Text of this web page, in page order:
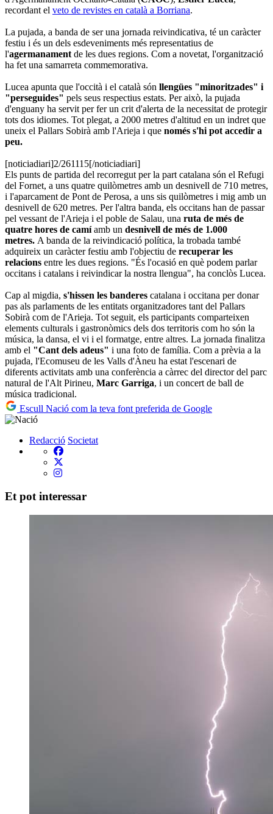
recordant el veto de revistes en català a Borriana.
La pujada, a banda de ser una jornada reivindicativa, té un caràcter
festiu i és un dels esdeveniments més representatius de
l'agermanament de les dues regions. Com a novetat, l'organització
ha fet una samarreta commemorativa.
Lucea apunta que l'occità i el català són llengües "minoritzades" i
"perseguides" pels seus respectius estats. Per això, la pujada
d'enguany ha servit per fer un crit d'alerta de la necessitat de protegir
tots dos idiomes. Tot plegat, a 2000 metres d'altitud en un indret que
uneix el Pallars Sobirà amb l'Arieja i que només s'hi pot accedir a
peu.
[noticiadiari]2/261115[/noticiadiari]
Els punts de partida del recorregut per la part catalana són el Refugi
del Fornet, a uns quatre quilòmetres amb un desnivell de 710 metres,
i l'aparcament de Pont de Perosa, a uns sis quilòmetres i mig amb un
desnivell de 620 metres. Per l'altra banda, els occitans han de passar
pel vessant de l'Arieja i el poble de Salau, una ruta de més de
quatre hores de camíamb un desnivell de més de 1.000
metres. A banda de la reivindicació política, la trobada també
adquireix un caràcter festiu amb l'objectiu de recuperar les
relacions entre les dues regions. "És l'ocasió en què podem parlar
occitans i catalans i reivindicar la nostra llengua", ha conclòs Lucea.
Cap al migdia, s'hissen les banderes catalana i occitana per donar
pas als parlaments de les entitats organitzadores tant del Pallars
Sobirà com de l'Arieja. Tot seguit, els participants comparteixen
elements culturals i gastronòmics dels dos territoris com ho són la
música, la dansa, el vi i el formatge, entre altres. La jornada finalitza
amb el "Cant dels adeus" i una foto de família. Com a prèvia a la
pujada, l'Ecomuseu de les Valls d'Àneu ha estat l'escenari de
diferents activitats amb una conferència a càrrec del director del parc
natural de l'Alt Pirineu, Marc Garriga, i un concert de ball de
música tradicional.
Escull Nació com la teva font preferida de Google
Redacció Societat
Et pot interessar